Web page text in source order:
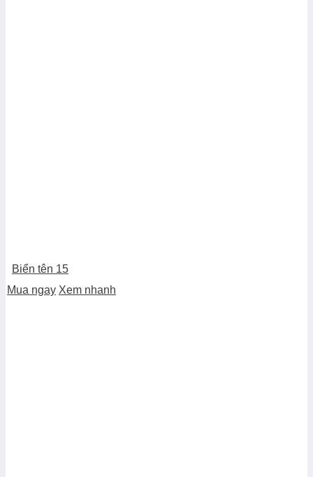
Biển tên 15
Mua ngay Xem nhanh